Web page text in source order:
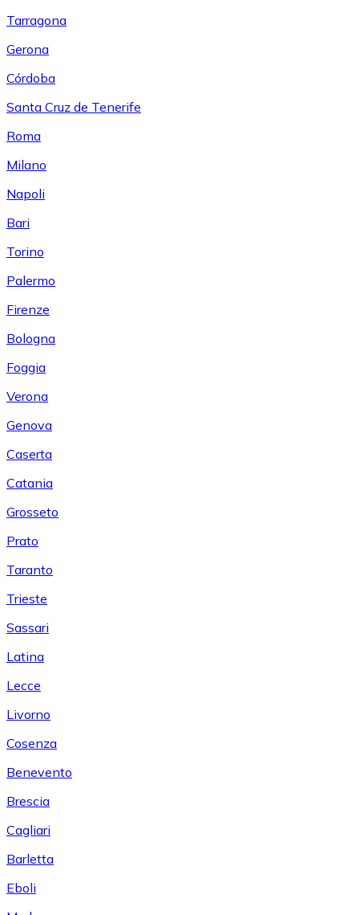
Tarragona
Gerona
Córdoba
Santa Cruz de Tenerife
Roma
Milano
Napoli
Bari
Torino
Palermo
Firenze
Bologna
Foggia
Verona
Genova
Caserta
Catania
Grosseto
Prato
Taranto
Trieste
Sassari
Latina
Lecce
Livorno
Cosenza
Benevento
Brescia
Cagliari
Barletta
Eboli